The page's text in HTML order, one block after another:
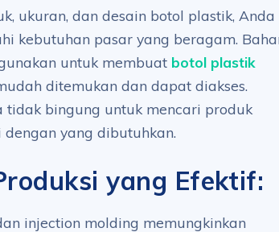
ukuran, dan desain botol plastik, Anda
kebutuhan pasar yang beragam.
untuk membuat botol plastik
ditemukan dan dapat diakses.
tidak bingung untuk mencari produk
dengan yang dibutuhkan.
yang Efektif:
injection molding memungkinkan